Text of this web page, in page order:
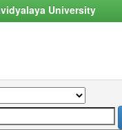
University